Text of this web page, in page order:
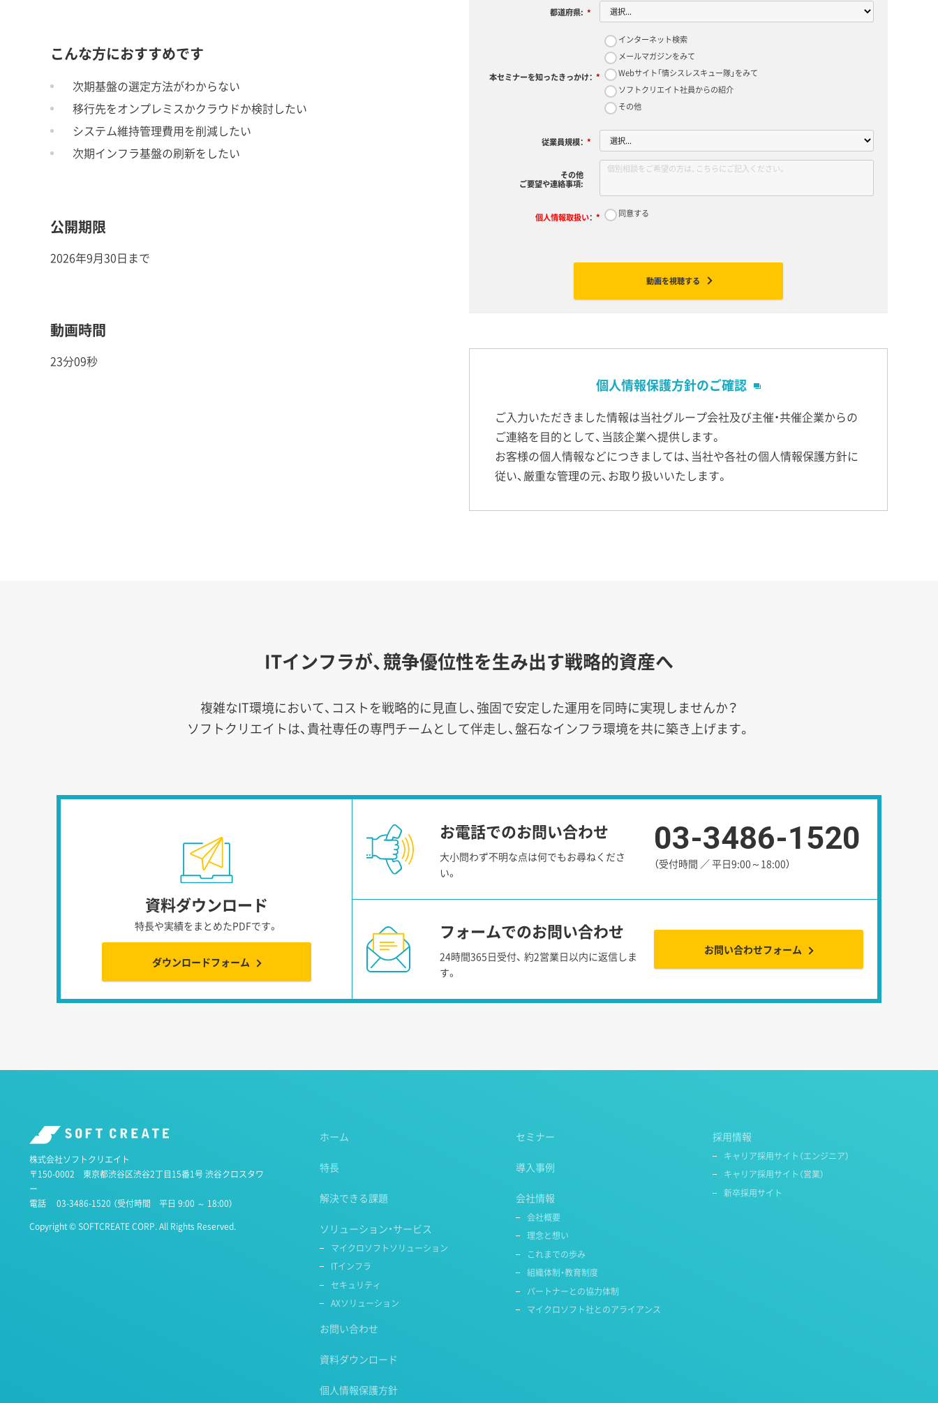
こんな方におすすめです
次期基盤の選定方法がわからない
移行先をオンプレミスかクラウドか検討したい
システム維持管理費用を削減したい
次期インフラ基盤の刷新をしたい
公開期限
2026年9月30日まで
動画時間
23分09秒
*
都道府県:
*
本セミナーを知ったきっかけ：
インターネット検索
メールマガジンをみて
Webサイト「情シスレスキュー隊」をみて
ソフトクリエイト社員からの紹介
その他
*
従業員規模：
その他
ご要望や連絡事項:
*
個人情報取扱い： 同意する
動画を視聴する
個人情報保護方針のご確認
ご入力いただきました情報は当社グループ会社及び主催・共催企業からの
ご連絡を目的として、当該企業へ提供します。
お客様の個人情報などにつきましては、当社や各社の個人情報保護方針に
従い、厳重な管理の元、お取り扱いいたします。
ITインフラが、競争優位性を生み出す戦略的資産へ
複雑なIT環境において、コストを戦略的に見直し、強固で安定した運用を同時に実現しませんか？
ソフトクリエイトは、貴社専任の専門チームとして伴走し、盤石なインフラ環境を共に築き上げます。
資料ダウンロード
特長や実績をまとめたPDFです。
ダウンロードフォーム
お電話でのお問い合わせ
大小問わず不明な点は何でもお尋ねくださ
い。
03-3486-1520
（受付時間 ／ 平日9:00～18:00）
フォームでのお問い合わせ
24時間365日受付、 約2営業日以内に返信しま
す。
お問い合わせフォーム
株式会社ソフトクリエイト
〒150-0002 東京都渋谷区渋谷2丁目15番1号 渋谷クロスタワ
ー
電話 03-3486-1520 （受付時間 平日 9:00 ～ 18:00）
Copyright © SOFTCREATE CORP. All Rights Reserved.
ホーム
特長
解決できる課題
ソリューション・サービス
マイクロソフトソリューション
ITインフラ
セキュリティ
AXソリューション
セミナー
導入事例
会社情報
会社概要
理念と想い
これまでの歩み
組織体制・教育制度
パートナーとの協力体制
マイクロソフト社とのアライアンス
採用情報
キャリア採用サイト（エンジニア）
キャリア採用サイト（営業）
新卒採用サイト
お問い合わせ
資料ダウンロード
個人情報保護方針